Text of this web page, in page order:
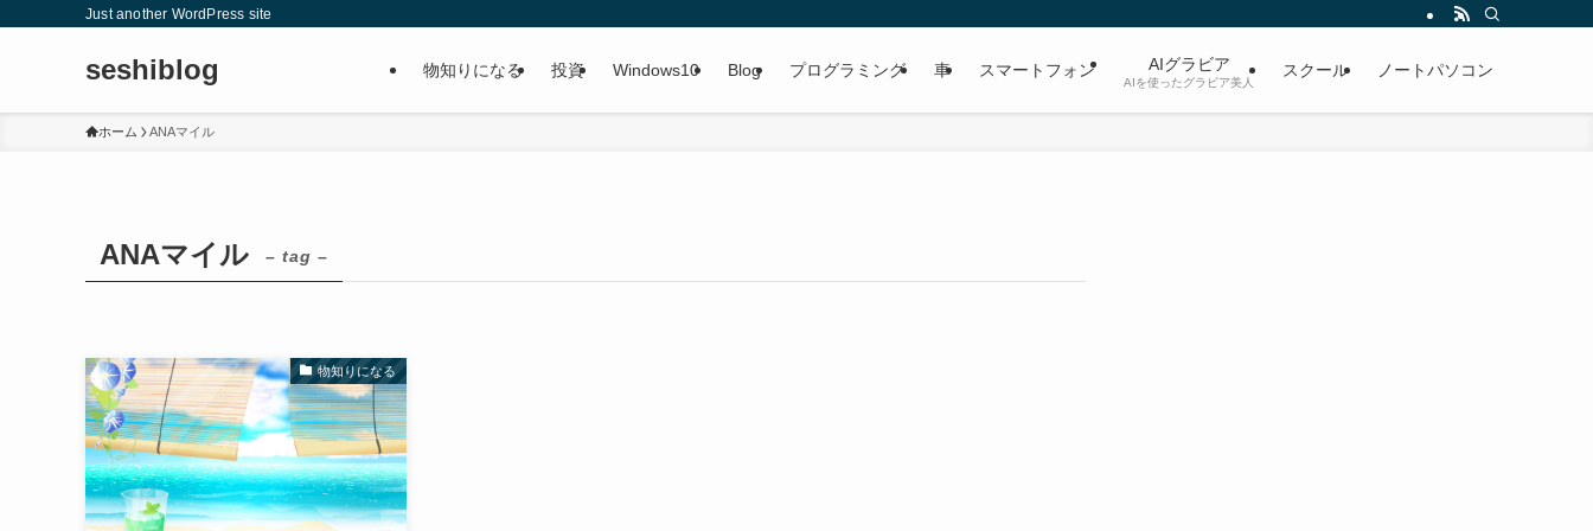
Just another WordPress site
seshiblog 物知りになる 投資 Windows10 Blog プログラミング 車 スマートフォン AIグラビア
AIを使ったグラビア美人
スクール ノートパソコン
ホーム ANAマイル
ANAマイル – tag –
物知りになる